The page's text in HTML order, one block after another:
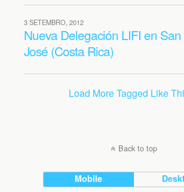
3 SETEMBRO, 2012
Nueva Delegación LIFI en San
José (Costa Rica)
Load More Tagged Like
Back to top
Mobile